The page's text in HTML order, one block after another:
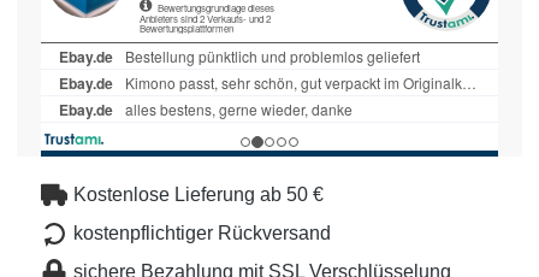
Kostenlose Lieferung ab 50 €
kostenpflichtiger Rückversand
sichere Bezahlung mit SSL Verschlüsselung